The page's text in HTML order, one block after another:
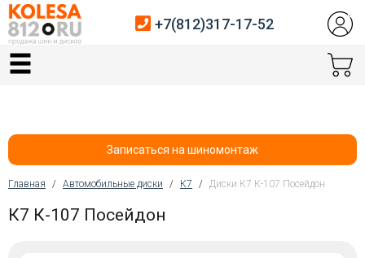
Главная
Автосервис
Датчики давления
+7(812)317-17-52
Записаться на шиномонтаж
Вы здесь
Главная / Автомобильные диски / К7 / Диски К7 К-107 Посейдон
К7 К-107 Посейдон